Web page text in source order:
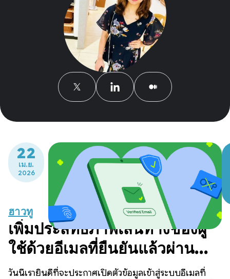
22
เม.ย.
2026
ฮาวทู
เพิ่มประสิทธิภาพเส้นทางของผู้
ใช้ด้วยอีเมลที่ยืนยันแล้วผ่าน
Credential Manager
วันนี้เรายินดีที่จะประกาศเปิดตัวข้อมูลเข้าสู่ระบบอีเมลที่